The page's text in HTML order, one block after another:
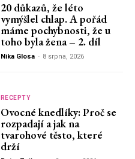
20 důkazů, že léto
vymýšlel chlap. A pořád
máme pochybnosti, že u
toho byla žena – 2. díl
Nika Glosa - 8 srpna, 2026
RECEPTY
Ovocné knedlíky: Proč se
rozpadají a jak na
tvarohové těsto, které
drží